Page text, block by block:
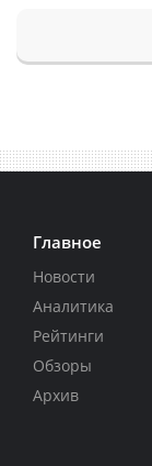
Главное
Новости
Аналитика
Рейтинги
Обзоры
Архив